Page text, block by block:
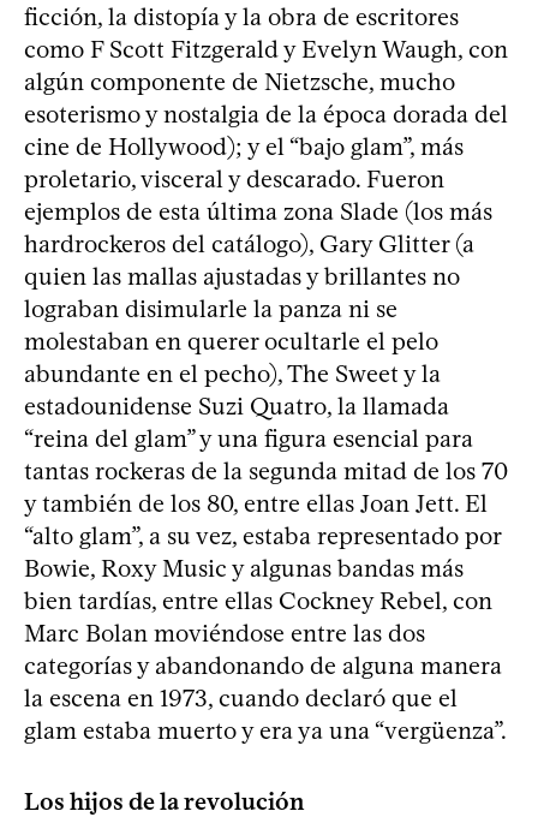
ficción, la distopía y la obra de escritores
como F Scott Fitzgerald y Evelyn Waugh, con
algún componente de Nietzsche, mucho
esoterismo y nostalgia de la época dorada del
cine de Hollywood); y el “bajo glam”, más
proletario, visceral y descarado. Fueron
ejemplos de esta última zona Slade (los más
hardrockeros del catálogo), Gary Glitter (a
quien las mallas ajustadas y brillantes no
lograban disimularle la panza ni se
molestaban en querer ocultarle el pelo
abundante en el pecho), The Sweet y la
estadounidense Suzi Quatro, la llamada
“reina del glam” y una figura esencial para
tantas rockeras de la segunda mitad de los 70
y también de los 80, entre ellas Joan Jett. El
“alto glam”, a su vez, estaba representado por
Bowie, Roxy Music y algunas bandas más
bien tardías, entre ellas Cockney Rebel, con
Marc Bolan moviéndose entre las dos
categorías y abandonando de alguna manera
la escena en 1973, cuando declaró que el
glam estaba muerto y era ya una “vergüenza”.
Los hijos de la revolución